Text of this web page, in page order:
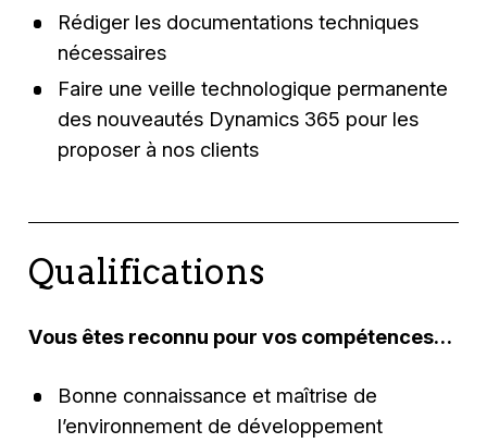
Rédiger les documentations techniques
nécessaires
Faire une veille technologique permanente
des nouveautés Dynamics 365 pour les
proposer à nos clients
Qualifications
Vous êtes reconnu pour vos compétences…
Bonne connaissance et maîtrise de
l’environnement de développement